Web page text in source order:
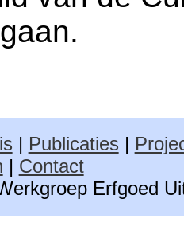
| Publicaties |
| Contact
Erfgoed